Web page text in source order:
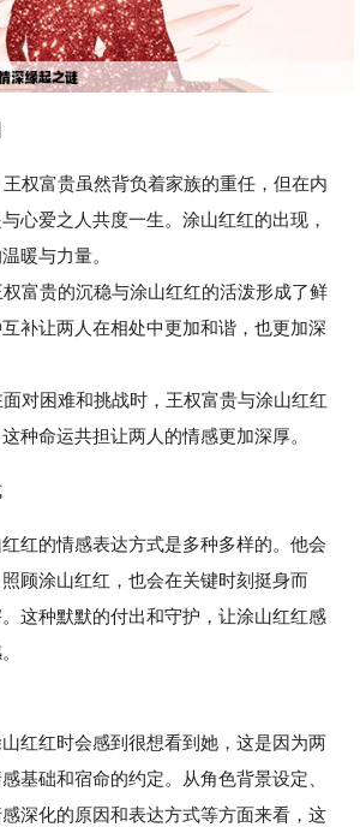
权富贵虽然背负着家族的重任，但在内
心爱之人共度一生。涂山红红的出现，
暖与力量。
贵的沉稳与涂山红红的活泼形成了鲜
补让两人在相处中更加和谐，也更加深
困难和挑战时，王权富贵与涂山红红
种命运共担让两人的情感更加深厚。
红的情感表达方式是多种多样的。他会
顾涂山红红，也会在关键时刻挺身而
这种默默的付出和守护，让涂山红红感
红时会感到很想看到她，这是因为两
基础和宿命的约定。从角色背景设定、
深化的原因和表达方式等方面来看，这